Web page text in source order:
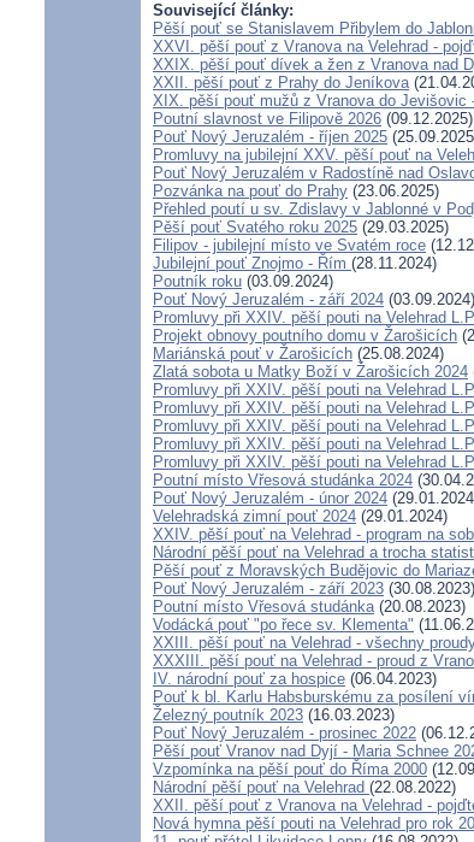
Související články:
Pěší pouť se Stanislavem Přibylem do
XXVI. pěší pouť z Vranova na Velehrad -
XXIX. pěší pouť dívek a žen z Vranova nad
XXII. pěší pouť z Prahy do Jeníkova
XIX. pěší pouť mužů z Vranova do Jevišovic
Poutní slavnost ve Filipově 2026 (09.12.2025)
Pouť Nový Jeruzalém - říjen 2025
Promluvy na jubilejní XXV. pěší pouť na
Pouť Nový Jeruzalém v Radostíně nad
Pozvánka na pouť do Prahy (23.06.2025)
Přehled poutí u sv. Zdislavy v Jablonné v
Pěší pouť Svatého roku 2025 (29.03.2025)
Filipov - jubilejní místo ve Svatém roce
Jubilejní pouť Znojmo - Řím (28.11.2024)
Poutník roku (03.09.2024)
Pouť Nový Jeruzalém - září 2024 (03.09.2024)
Promluvy při XXIV. pěší pouti na Velehrad
Projekt obnovy poutního domu v Žarošicích
Mariánská pouť v Žarošicích (25.08.2024)
Zlatá sobota u Matky Boží v Žarošicích 2024
Promluvy při XXIV. pěší pouti na Velehrad
Promluvy při XXIV. pěší pouti na Velehrad
Promluvy při XXIV. pěší pouti na Velehrad
Promluvy při XXIV. pěší pouti na Velehrad
Promluvy při XXIV. pěší pouti na Velehrad
Poutní místo Vřesová studánka 2024
Pouť Nový Jeruzalém - únor 2024
Velehradská zimní pouť 2024 (29.01.2024)
XXIV. pěší pouť na Velehrad - program na
Národní pěší pouť na Velehrad a trocha
Pěší pouť z Moravských Budějovic do
Pouť Nový Jeruzalém - září 2023 (30.08.2023)
Poutní místo Vřesová studánka(20.08.2023)
Vodácká pouť "po řece sv. Klementa"
XXIII. pěší pouť na Velehrad - všechny
XXXIII. pěší pouť na Velehrad - proud z
IV. národní pouť za hospice (06.04.2023)
Pouť k bl. Karlu Habsburskému za posílení
Železný poutník 2023 (16.03.2023)
Pouť Nový Jeruzalém - prosinec 2022
Pěší pouť Vranov nad Dyjí - Maria Schnee
Vzpomínka na pěší pouť do Říma 2000
Národní pěší pouť na Velehrad (22.08.2022)
XXII. pěší pouť z Vranova na Velehrad -
Nová hymna pěší pouti na Velehrad pro rok